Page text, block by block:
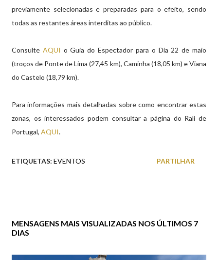
previamente selecionadas e preparadas para o efeito, sendo
todas as restantes áreas interditas ao público.
Consulte AQUI o Guia do Espectador para o Dia 22 de maio
(troços de Ponte de Lima (27,45 km), Caminha (18,05 km) e Viana
do Castelo (18,79 km).
Para informações mais detalhadas sobre como encontrar estas
zonas, os interessados podem consultar a página do Rali de
Portugal, AQUI.
ETIQUETAS: EVENTOS PARTILHAR
MENSAGENS MAIS VISUALIZADAS NOS ÚLTIMOS 7
DIAS